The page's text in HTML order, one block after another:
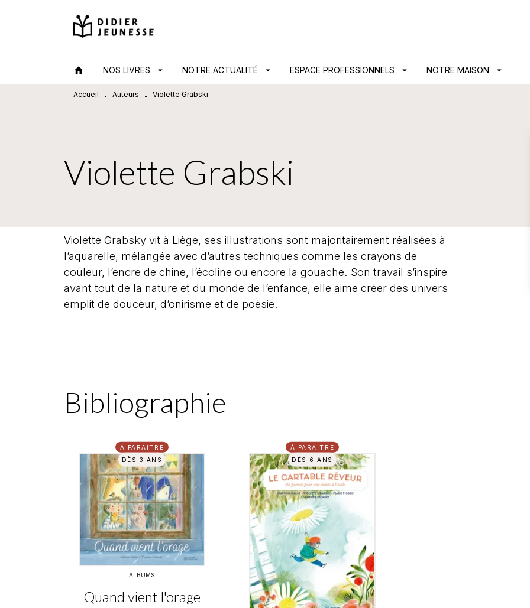
MENU RECHERCHE
home NOS LIVRES arrow_drop_down NOTRE ACTUALITÉ arrow_drop_down ESPACE PROFESSIONNELS arrow_drop_down NOTRE MAISON arrow_drop_down
Accueil • Auteurs • Violette Grabski
Violette Grabski
Violette Grabsky vit à Liège, ses illustrations sont majoritairement réalisées à
l’aquarelle, mélangée avec d’autres techniques comme les crayons de
couleur, l’encre de chine, l’écoline ou encore la gouache. Son travail s’inspire
avant tout de la nature et du monde de l’enfance, elle aime créer des univers
emplit de douceur, d’onirisme et de poésie.
Bibliographie
À PARAÎTRE
DÈS 3 ANS
ALBUMS
Quand vient l'orage
À PARAÎTRE
DÈS 6 ANS